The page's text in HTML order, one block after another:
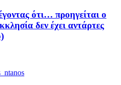
ότι… προηγείται ο
δεν έχει αντάρτες